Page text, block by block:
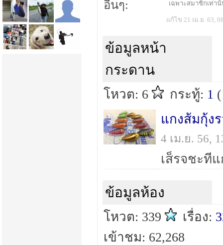
อื่นๆ: เฉพาะสมาชิกเท่า
แก้ไข 21 เม.ย. 63,
ข้อมูลหน้า
กระดาน
โหวต: 6 กระทู้: 1 (
แกงส้มกุ้ง
4 เม.ย. 56,
ข้อมูลห้อง
โหวต: 339 เรื่อง:
เข้าชม: 62,268